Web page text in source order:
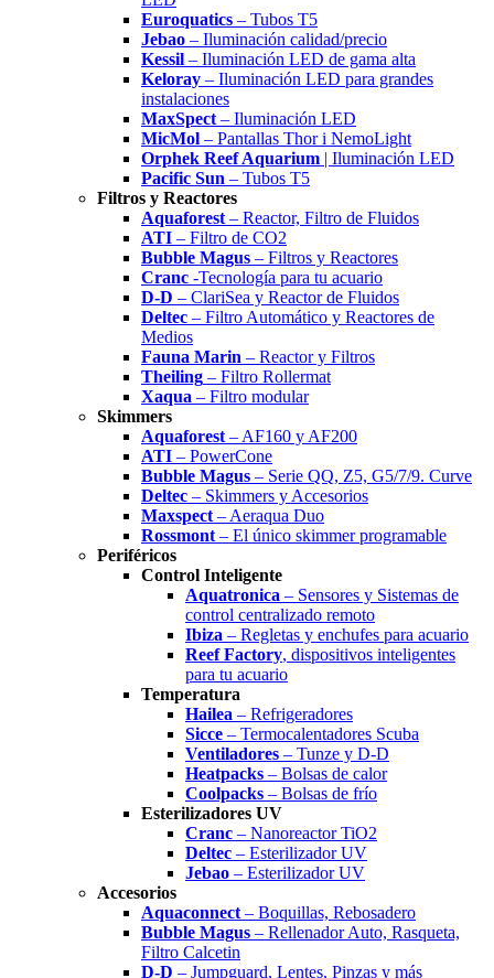
Euroquatics – Tubos T5
Jebao – Iluminación calidad/precio
Kessil – Iluminación LED de gama alta
Keloray – Iluminación LED para grandes
instalaciones
MaxSpect – Iluminación LED
MicMol – Pantallas Thor i NemoLight
Orphek Reef Aquarium | Iluminación LED
Pacific Sun – Tubos T5
Filtros y Reactores
Aquaforest – Reactor, Filtro de Fluidos
ATI – Filtro de CO2
Bubble Magus – Filtros y Reactores
Cranc -Tecnología para tu acuario
D-D – ClariSea y Reactor de Fluidos
Deltec – Filtro Automático y Reactores de
Medios
Fauna Marin – Reactor y Filtros
Theiling – Filtro Rollermat
Xaqua – Filtro modular
Skimmers
Aquaforest – AF160 y AF200
ATI – PowerCone
Bubble Magus – Serie QQ, Z5, G5/7/9. Curve
Deltec – Skimmers y Accesorios
Maxspect – Aeraqua Duo
Rossmont – El único skimmer programable
Periféricos
Control Inteligente
Aquatronica – Sensores y Sistemas de
control centralizado remoto
Ibiza – Regletas y enchufes para acuario
Reef Factory, dispositivos inteligentes
para tu acuario
Temperatura
Hailea – Refrigeradores
Sicce – Termocalentadores Scuba
Ventiladores – Tunze y D-D
Heatpacks – Bolsas de calor
Coolpacks – Bolsas de frío
Esterilizadores UV
Cranc – Nanoreactor TiO2
Deltec – Esterilizador UV
Jebao – Esterilizador UV
Accesorios
Aquaconnect – Boquillas, Rebosadero
Bubble Magus – Rellenador Auto, Rasqueta,
Filtro Calcetin
D-D – Jumpguard, Lentes, Pinzas y más